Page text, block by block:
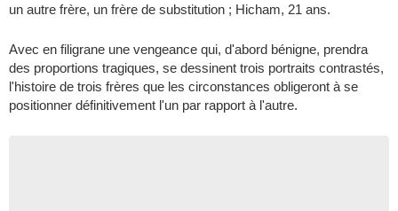
un autre frère, un frère de substitution ; Hicham, 21 ans.
Avec en filigrane une vengeance qui, d'abord bénigne, prendra
des proportions tragiques, se dessinent trois portraits contrastés,
l'histoire de trois frères que les circonstances obligeront à se
positionner définitivement l'un par rapport à l'autre.